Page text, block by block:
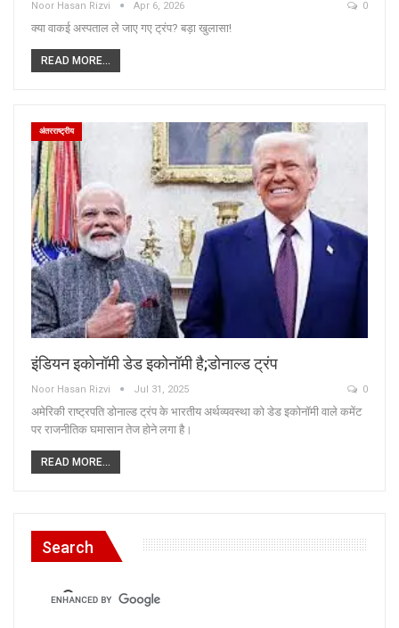
Noor Hasan Rizvi Apr 6, 2026 0
क्या वाकई अस्पताल ले जाए गए ट्रंप? बड़ा खुलासा!
READ MORE...
अंतरराष्ट्रीय
इंडियन इकोनॉमी डेड इकोनॉमी है;डोनाल्ड ट्रंप
Noor Hasan Rizvi Jul 31, 2025 0
अमेरिकी राष्ट्रपति डोनाल्ड ट्रंप के भारतीय अर्थव्यवस्था को डेड इकोनॉमी वाले कमेंट
पर राजनीतिक घमासान तेज होने लगा है।
READ MORE...
Search